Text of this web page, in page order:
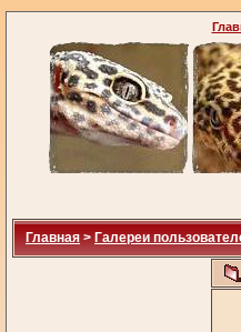
Главная > Галереи